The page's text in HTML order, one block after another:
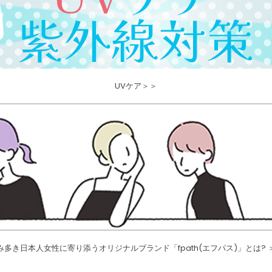
UVケア＞＞
多き日本人女性に寄り添うオリジナルブランド「fpath(エフパス)」とは?